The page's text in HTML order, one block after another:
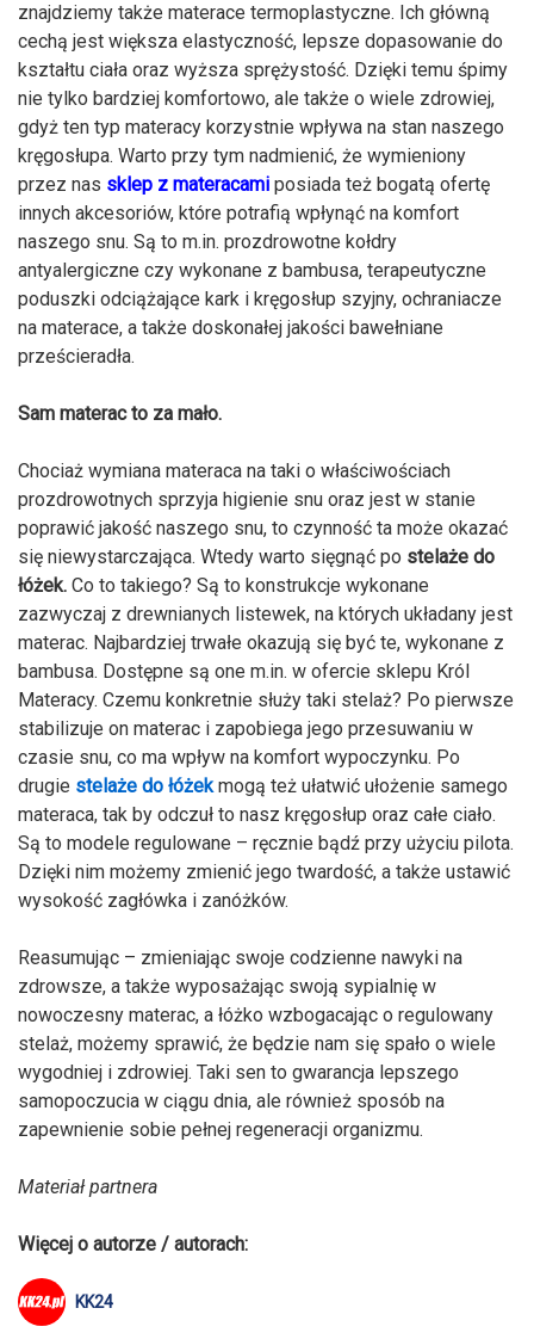
znajdziemy także materace termoplastyczne. Ich główną
cechą jest większa elastyczność, lepsze dopasowanie do
kształtu ciała oraz wyższa sprężystość. Dzięki temu śpimy
nie tylko bardziej komfortowo, ale także o wiele zdrowiej,
gdyż ten typ materacy korzystnie wpływa na stan naszego
kręgosłupa. Warto przy tym nadmienić, że wymieniony
przez nas sklep z materacami posiada też bogatą ofertę
innych akcesoriów, które potrafią wpłynąć na komfort
naszego snu. Są to m.in. prozdrowotne kołdry
antyalergiczne czy wykonane z bambusa, terapeutyczne
poduszki odciążające kark i kręgosłup szyjny, ochraniacze
na materace, a także doskonałej jakości bawełniane
prześcieradła.
Sam materac to za mało.
Chociaż wymiana materaca na taki o właściwościach
prozdrowotnych sprzyja higienie snu oraz jest w stanie
poprawić jakość naszego snu, to czynność ta może okazać
się niewystarczająca. Wtedy warto sięgnąć po stelaże do
łóżek. Co to takiego? Są to konstrukcje wykonane
zazwyczaj z drewnianych listewek, na których układany jest
materac. Najbardziej trwałe okazują się być te, wykonane z
bambusa. Dostępne są one m.in. w ofercie sklepu Król
Materacy. Czemu konkretnie służy taki stelaż? Po pierwsze
stabilizuje on materac i zapobiega jego przesuwaniu w
czasie snu, co ma wpływ na komfort wypoczynku. Po
drugie stelaże do łóżek mogą też ułatwić ułożenie samego
materaca, tak by odczuł to nasz kręgosłup oraz całe ciało.
Są to modele regulowane – ręcznie bądź przy użyciu pilota.
Dzięki nim możemy zmienić jego twardość, a także ustawić
wysokość zagłówka i zanóżków.
Reasumując – zmieniając swoje codzienne nawyki na
zdrowsze, a także wyposażając swoją sypialnię w
nowoczesny materac, a łóżko wzbogacając o regulowany
stelaż, możemy sprawić, że będzie nam się spało o wiele
wygodniej i zdrowiej. Taki sen to gwarancja lepszego
samopoczucia w ciągu dnia, ale również sposób na
zapewnienie sobie pełnej regeneracji organizmu.
Materiał partnera
Więcej o autorze / autorach:
KK24